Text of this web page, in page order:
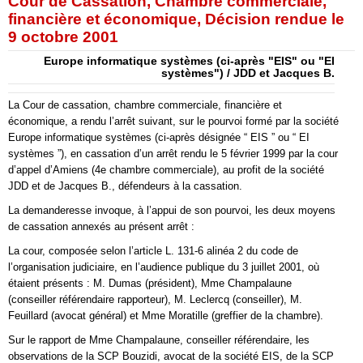
financière et économique, Décision rendue le
9 octobre 2001
Europe informatique systèmes (ci-après "EIS" ou "EI
systèmes") / JDD et Jacques B.
La Cour de cassation, chambre commerciale, financière et
économique, a rendu l’arrêt suivant, sur le pourvoi formé par la société
Europe informatique systèmes (ci-après désignée “ EIS ” ou “ EI
systèmes ”), en cassation d’un arrêt rendu le 5 février 1999 par la cour
d’appel d’Amiens (4e chambre commerciale), au profit de la société
JDD et de Jacques B., défendeurs à la cassation.
La demanderesse invoque, à l’appui de son pourvoi, les deux moyens
de cassation annexés au présent arrêt :
La cour, composée selon l’article L. 131-6 alinéa 2 du code de
l’organisation judiciaire, en l’audience publique du 3 juillet 2001, où
étaient présents : M. Dumas (président), Mme Champalaune
(conseiller référendaire rapporteur), M. Leclercq (conseiller), M.
Feuillard (avocat général) et Mme Moratille (greffier de la chambre).
Sur le rapport de Mme Champalaune, conseiller référendaire, les
observations de la SCP Bouzidi, avocat de la société EIS, de la SCP